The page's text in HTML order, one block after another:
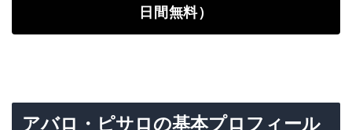
日間無料）
アバロ・ピサロの基本プロフィール